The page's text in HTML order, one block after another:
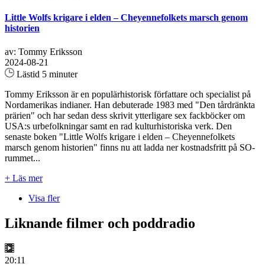
Little Wolfs krigare i elden – Cheyennefolkets marsch genom
historien
av: Tommy Eriksson
2024-08-21
Lästid 5 minuter
Tommy Eriksson är en populärhistorisk författare och specialist på
Nordamerikas indianer. Han debuterade 1983 med "Den tårdränkta
prärien" och har sedan dess skrivit ytterligare sex fackböcker om
USA:s urbefolkningar samt en rad kulturhistoriska verk. Den
senaste boken "Little Wolfs krigare i elden – Cheyennefolkets
marsch genom historien" finns nu att ladda ner kostnadsfritt på SO-
rummet...
+ Läs mer
Visa fler
Liknande filmer och poddradio
20:11